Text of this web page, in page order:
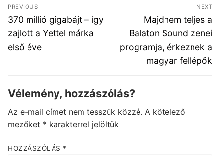
navigáció
PREVIOUS
Previous
post:
370 millió gigabájt – így
zajlott a Yettel márka
első éve
NEXT
Next
post:
Majdnem teljes a
Balaton Sound zenei
programja, érkeznek a
magyar fellépők
Vélemény, hozzászólás?
Az e-mail címet nem tesszük közzé. A kötelező
mezőket * karakterrel jelöltük
HOZZÁSZÓLÁS *